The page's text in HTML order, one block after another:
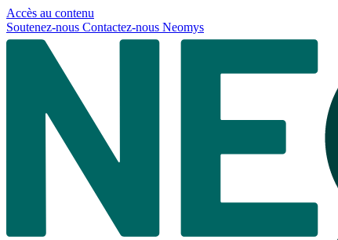
Accès au contenu
Soutenez-nous Contactez-nous Neomys
Panneau de gestion des cookies